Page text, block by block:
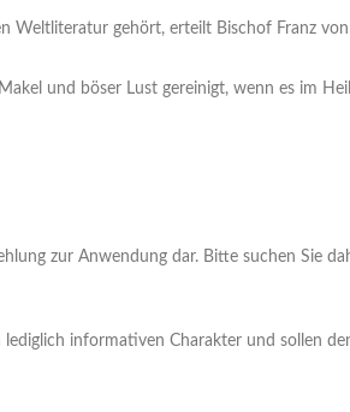
Weltliteratur gehört, erteilt Bischof Franz
und böser Lust gereinigt, wenn es im
zur Anwendung dar. Bitte suchen Sie
informativen Charakter und sollen